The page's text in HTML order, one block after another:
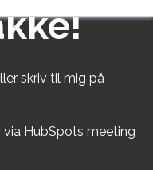
skriv til mig på
via HubSpots meeting